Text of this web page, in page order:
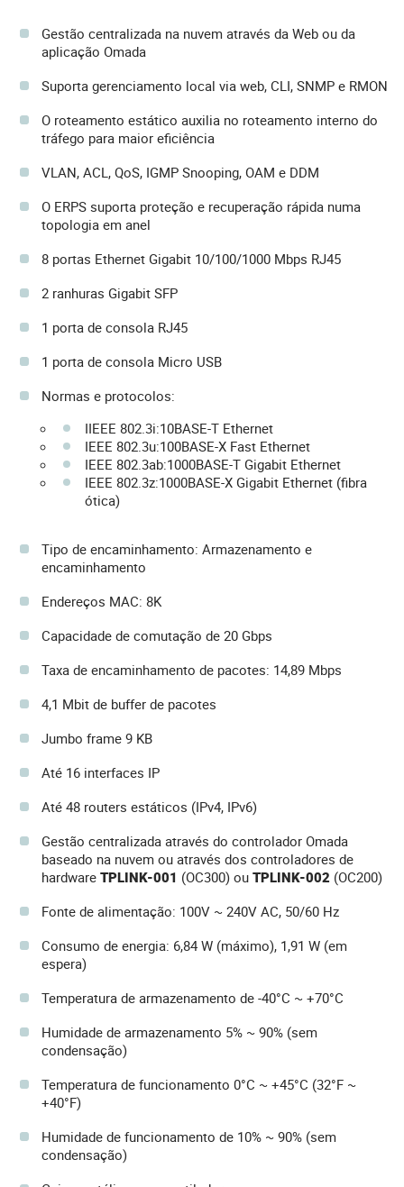
Gestão centralizada na nuvem através da Web ou da
aplicação Omada
Suporta gerenciamento local via web, CLI, SNMP e RMON
O roteamento estático auxilia no roteamento interno do
tráfego para maior eficiência
VLAN, ACL, QoS, IGMP Snooping, OAM e DDM
O ERPS suporta proteção e recuperação rápida numa
topologia em anel
8 portas Ethernet Gigabit 10/100/1000 Mbps RJ45
2 ranhuras Gigabit SFP
1 porta de consola RJ45
1 porta de consola Micro USB
Normas e protocolos:
IIEEE 802.3i:10BASE-T Ethernet
IEEE 802.3u:100BASE-X Fast Ethernet
IEEE 802.3ab:1000BASE-T Gigabit Ethernet
IEEE 802.3z:1000BASE-X Gigabit Ethernet (fibra
ótica)
Tipo de encaminhamento: Armazenamento e
encaminhamento
Endereços MAC: 8K
Capacidade de comutação de 20 Gbps
Taxa de encaminhamento de pacotes: 14,89 Mbps
4,1 Mbit de buffer de pacotes
Jumbo frame 9 KB
Até 16 interfaces IP
Até 48 routers estáticos (IPv4, IPv6)
Gestão centralizada através do controlador Omada
baseado na nuvem ou através dos controladores de
hardware TPLINK-001 (OC300) ou TPLINK-002 (OC200)
Fonte de alimentação: 100V ~ 240V AC, 50/60 Hz
Consumo de energia: 6,84 W (máximo), 1,91 W (em
espera)
Temperatura de armazenamento de -40°C ~ +70°C
Humidade de armazenamento 5% ~ 90% (sem
condensação)
Temperatura de funcionamento 0°C ~ +45°C (32°F ~
+40°F)
Humidade de funcionamento de 10% ~ 90% (sem
condensação)